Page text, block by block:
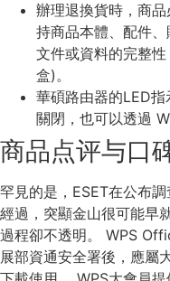
辦理退換貨時，商
持商品本體、配件
文件或資料的完整
盒)。
華碩路由器的LED
關閉，也可以透過
商品点评与口
罕見的是，ESET在公布
經過，突顯金山很可能早
過程卻不透明。 WPS
展部資通安全署後，應屬